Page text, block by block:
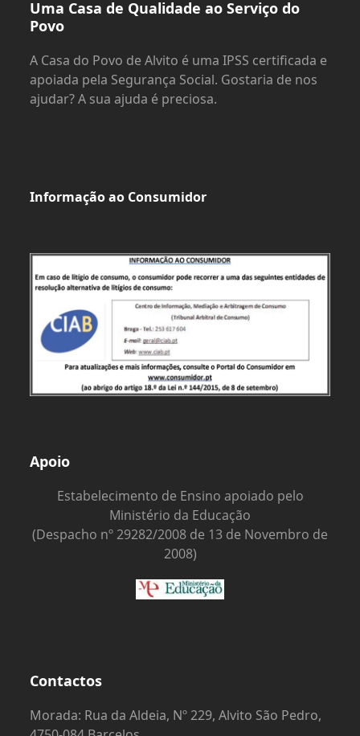
Uma Casa de Qualidade ao Serviço do
Povo
A Casa do Povo de Alvito é uma IPSS certificada e
apoiada pela Segurança Social. Gostaria de nos
ajudar? A sua ajuda é preciosa.
Informação ao Consumidor
Apoio
Estabelecimento de Ensino apoiado pelo
Ministério da Educação
(Despacho nº 29282/2008 de 13 de Novembro de
2008)
Contactos
Morada: Rua da Aldeia, Nº 229, Alvito São Pedro,